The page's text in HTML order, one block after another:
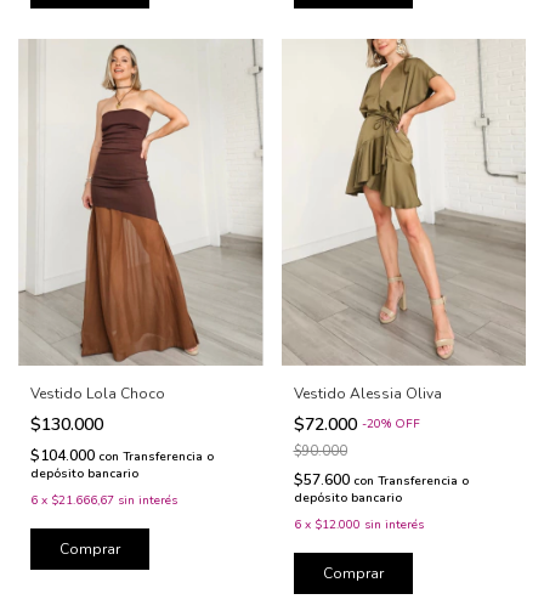
Vestido Lola Choco
$130.000
$104.000 con Transferencia o
depósito bancario
6 x $21.666,67 sin interés
Comprar
Vestido Alessia Oliva
$72.000 -20% OFF
$90.000
$57.600 con Transferencia o
depósito bancario
6 x $12.000 sin interés
Comprar